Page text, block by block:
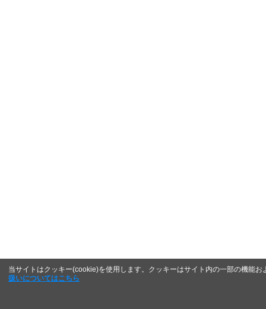
当サイトはクッキー(cookie)を使用します。クッキーはサイト内の一部の機能
扱いについてはこちら